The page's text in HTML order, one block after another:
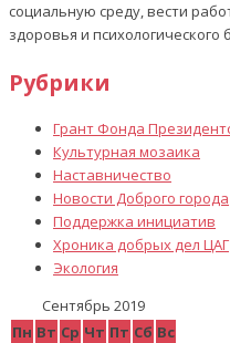
социальную среду, вести
здоровья и психологического
Рубрики
Грант Фонда
Культурная мозаика
Наставничество
Новости Доброго города
Поддержка инициатив
Хроника добрых дел ЦАГ
Экология
Сентябрь 2019
Пн Вт Ср Чт Пт Сб Вс